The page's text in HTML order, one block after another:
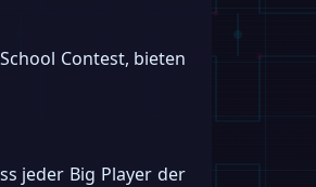
Contest, bieten
jeder Big Player der